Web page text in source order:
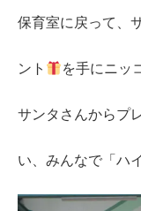
保育室に戻って、
ント を手にニッ
サンタさんからプ
い、みんなで「ハ